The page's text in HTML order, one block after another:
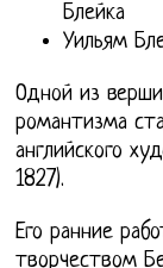
Блейка
Уильям
Одной из
романтизма
английского
1827).
Его ранние
творчеством